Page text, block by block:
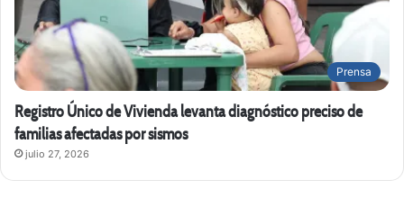
Prensa
Registro Único de Vivienda levanta diagnóstico preciso de
familias afectadas por sismos
julio 27, 2026